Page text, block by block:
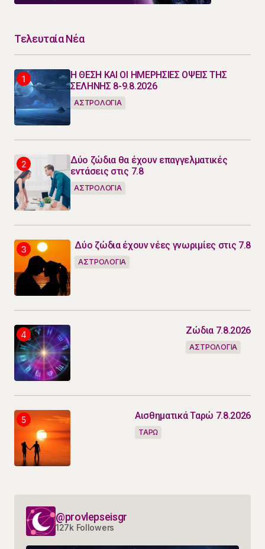
Τελευταία Νέα
Η ΘΕΣΗ ΚΑΙ ΟΙ ΗΜΕΡΗΣΙΕΣ ΟΨΕΙΣ ΤΗΣ
ΣΕΛΗΝΗΣ 8-9.8.2026
ΑΣΤΡΟΛΟΓΙΑ
Δύο ζώδια θα έχουν επαγγελματικές
εντάσεις στις 7.8
ΑΣΤΡΟΛΟΓΙΑ
Δύο ζώδια έχουν νέες γνωριμίες στις 7.8
ΑΣΤΡΟΛΟΓΙΑ
Ζώδια 7.8.2026
ΑΣΤΡΟΛΟΓΙΑ
Αισθηματικά Ταρώ 7.8.2026
ΤΑΡΩ
@provlepseisgr
127k Followers